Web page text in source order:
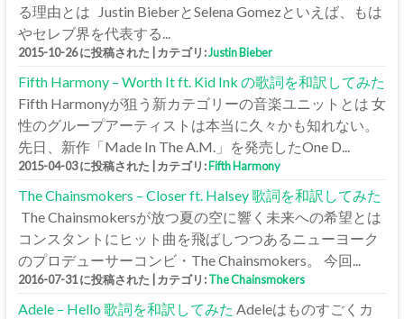
る理由とは Justin BieberとSelena Gomezといえば、もは
やセレブ界を代表する...
2015-10-26 に投稿された カテゴリ:Justin Bieber
Fifth Harmony – Worth It ft. Kid Ink の歌詞を和訳してみた
Fifth Harmonyが狙う新カテゴリーの音楽ユニットとは 女
性のグループアーティストは本当に久々かも知れない。
先日、新作「Made In The A.M.」を発売したOne D...
2015-04-03 に投稿された カテゴリ:Fifth Harmony
The Chainsmokers – Closer ft. Halsey 歌詞を和訳してみた
The Chainsmokersが放つ夏の空に響く未来への希望とは
コンスタントにヒット曲を飛ばしつつあるニューヨーク
のプロデューサーコンビ・The Chainsmokers。 今回...
2016-07-31 に投稿された カテゴリ:The Chainsmokers
Adele – Hello 歌詞を和訳してみた Adeleはものすごくカ